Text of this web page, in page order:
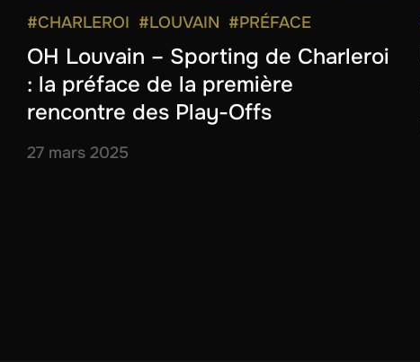
#CHARLEROI #LOUVAIN #PRÉFACE
OH Louvain – Sporting de Charleroi
: la préface de la première
rencontre des Play-Offs
27 mars 2025